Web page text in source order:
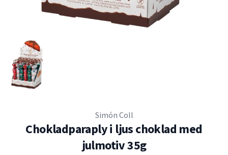
Simón Coll
Chokladparaply i ljus choklad med
julmotiv 35g